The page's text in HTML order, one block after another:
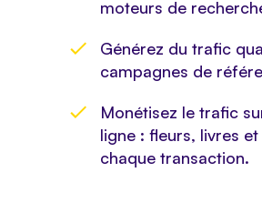
moteurs de
Générez du trafic
campagnes de
Monétisez le trafic
ligne : fleurs, livres
chaque transaction.